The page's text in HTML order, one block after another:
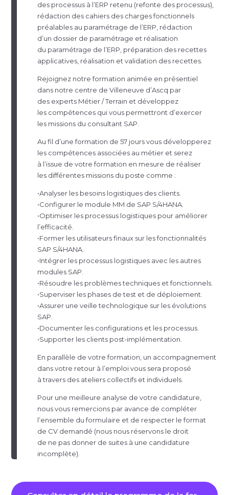
des processus à l’ERP retenu (refonte des processus),
rédaction des cahiers des charges fonctionnels
préalables au paramétrage de l’ERP, rédaction
d’un dossier de paramétrage et réalisation
du paramétrage de l’ERP, préparation des recettes
applicatives, réalisation et validation des recettes.
Rejoignez notre formation animée en présentiel
dans notre centre de Villeneuve d’Ascq par
des experts Métier / Terrain et développez
les compétences qui vous permettront d’exercer
les missions du consultant SAP.
Au fil d’une formation de 57 jours vous développerez
les compétences associées au métier et serez
à l’issue de votre formation en mesure de réaliser
les différentes missions du poste comme :
•Analyser les besoins logistiques des clients.
•Configurer le module MM de SAP S/4HANA.
•Optimiser les processus logistiques pour améliorer
l’efficacité.
•Former les utilisateurs finaux sur les fonctionnalités
SAP S/4HANA.
•Intégrer les processus logistiques avec les autres
modules SAP.
•Résoudre les problèmes techniques et fonctionnels.
•Superviser les phases de test et de déploiement.
•Assurer une veille technologique sur les évolutions
SAP.
•Documenter les configurations et les processus.
•Supporter les clients post-implémentation.
En parallèle de votre formation, un accompagnement
dans votre retour à l’emploi vous sera proposé
à travers des ateliers collectifs et individuels.
Pour une meilleure analyse de votre candidature,
nous vous remercions par avance de compléter
l’ensemble du formulaire et de respecter le format
de CV demandé (nous nous réservons le droit
de ne pas donner de suites à une candidature
incomplète).